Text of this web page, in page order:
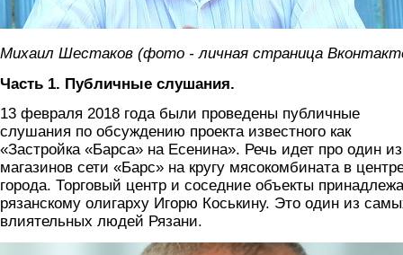
Михаил Шестаков (фото - личная страница
Часть 1. Публичные слушания.
13 февраля 2018 года были проведены публичные
слушания по обсуждению проекта известного как
«Застройка «Барса» на Есенина». Речь идет про один из
магазинов сети «Барс» на кругу мясокомбината в
города. Торговый центр и соседние объекты
рязанскому олигарху Игорю Коськину. Это один из
влиятельных людей Рязани.